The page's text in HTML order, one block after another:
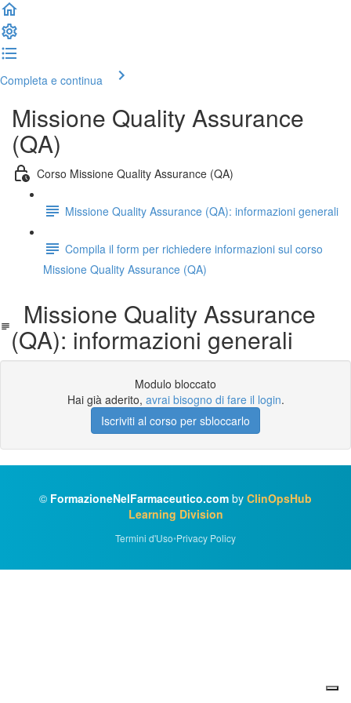
Completa e continua
Missione Quality Assurance
(QA)
Corso Missione Quality Assurance (QA)
Missione Quality Assurance (QA): informazioni generali
Compila il form per richiedere informazioni sul corso
Missione Quality Assurance (QA)
Missione Quality Assurance
(QA): informazioni generali
Modulo bloccato
Hai già aderito, avrai bisogno di fare il login.
Iscriviti al corso per sbloccarlo
© FormazioneNelFarmaceutico.com by ClinOpsHub
Learning Division
Termini d'Uso•Privacy Policy